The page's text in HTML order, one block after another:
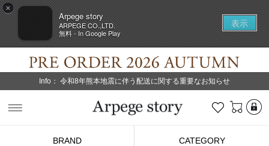
×
Arpege story
ARPEGE CO.,LTD.
無料 - In Google Play
表示
Info： 令和8年熊本地震に伴う配送に関する重要なお知らせ
お気に入り
BRAND CATEGORY